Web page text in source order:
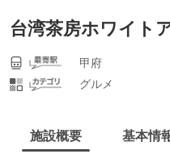
台湾茶房ホワイト
甲府
グルメ
施設概要 基本情